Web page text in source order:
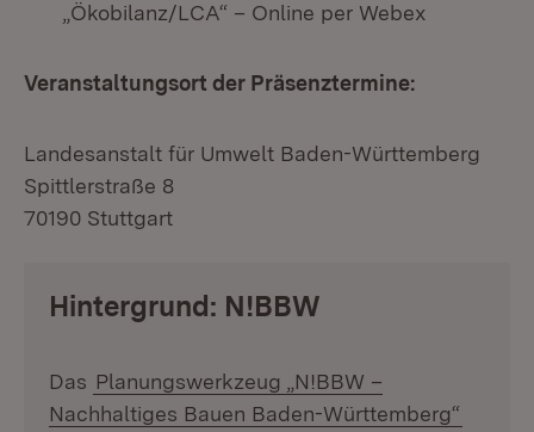
„Ökobilanz/LCA“ – Online per Webex
Veranstaltungsort der Präsenztermine:
Landesanstalt für Umwelt Baden-Württemberg
Spittlerstraße 8
70190 Stuttgart
Hintergrund: N!BBW
Das Planungswerkzeug „N!BBW –
Nachhaltiges Bauen Baden-Württemberg“